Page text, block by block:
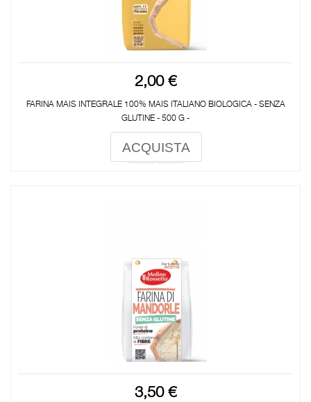
2,00 €
FARINA MAIS INTEGRALE 100% MAIS ITALIANO BIOLOGICA - SENZA
GLUTINE - 500 G -
ACQUISTA
3,50 €